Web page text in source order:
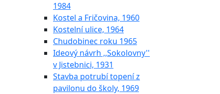
1984
Kostel a Fričovina, 1960
Kostelní ulice, 1964
Chudobinec roku 1965
Ideový návrh ,,Sokolovny''
v Jistebnici, 1931
Stavba potrubí topení z
pavilonu do školy, 1969